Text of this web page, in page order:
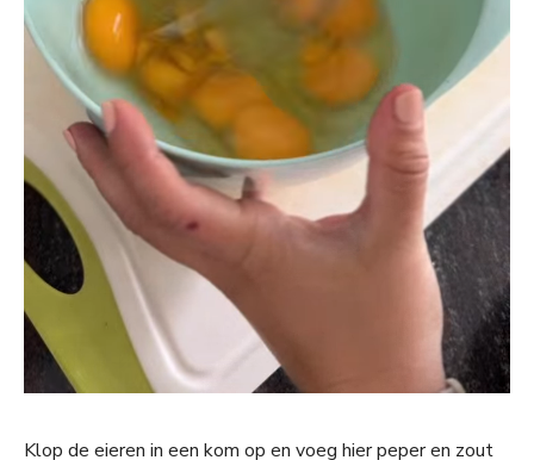
Klop de eieren in een kom op en voeg hier peper en zout